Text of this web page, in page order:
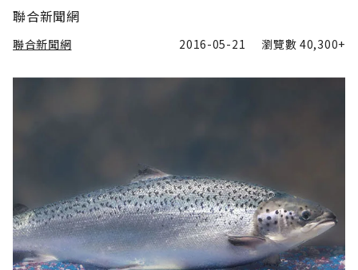
聯合新聞網
聯合新聞網 2016-05-21 瀏覽數40,300+